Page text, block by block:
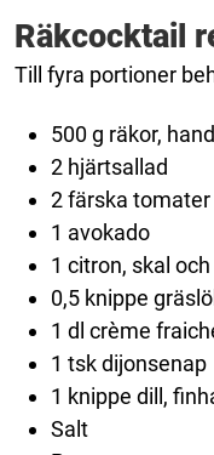
Räkcocktail
Till fyra portioner
500 g räkor,
2 hjärtsallad
2 färska tomater
1 avokado
1 citron, skal
0,5 knippe
1 dl crème
1 tsk dijonsenap
1 knippe dill,
Salt